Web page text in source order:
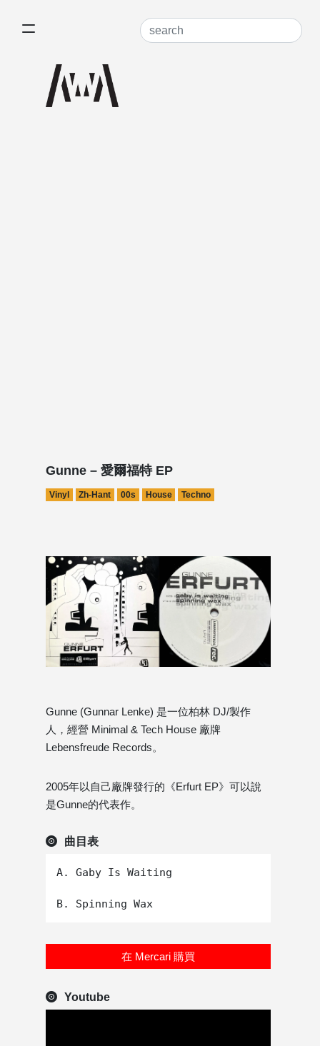
Gunne – 愛爾福特 EP
Vinyl Zh-Hant 00s House Techno
Gunne (Gunnar Lenke) 是一位柏林 DJ/製作
人，經營 Minimal & Tech House 廠牌
Lebensfreude Records。
2005年以自己廠牌發行的《Erfurt EP》可以說
是Gunne的代表作。
曲目表
A. Gaby Is Waiting
在 Mercari 購買
Youtube